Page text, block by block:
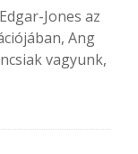
Jones az
Ang
vagyunk,